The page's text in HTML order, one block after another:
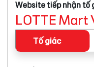
Website tiếp nhận tố
LOTTE Mart
Tố giác